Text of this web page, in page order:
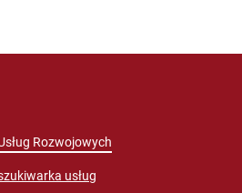
Rozwojowych
usług